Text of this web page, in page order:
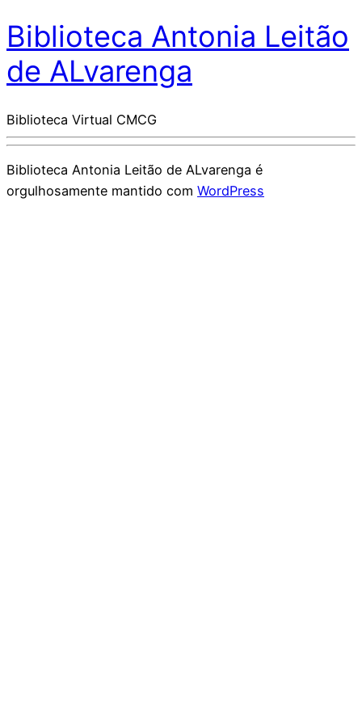
Biblioteca Antonia Leitão
de ALvarenga
Biblioteca Virtual CMCG
Biblioteca Antonia Leitão de ALvarenga é
orgulhosamente mantido com WordPress